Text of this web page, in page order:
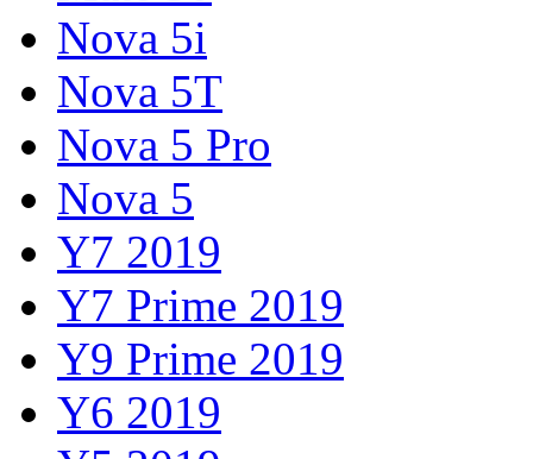
Nova 5i
Nova 5T
Nova 5 Pro
Nova 5
Y7 2019
Y7 Prime 2019
Y9 Prime 2019
Y6 2019